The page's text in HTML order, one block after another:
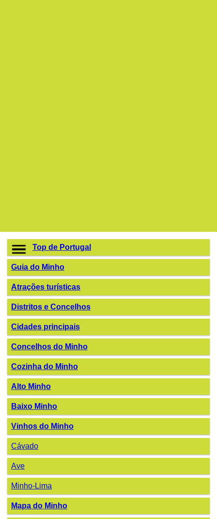
Top de Portugal
Guia do Minho
Atrações turísticas
Distritos e Concelhos
Cidades principais
Concelhos do Minho
Cozinha do Minho
Alto Minho
Baixo Minho
Vinhos do Minho
Cávado
Ave
Minho-Lima
Mapa do Minho